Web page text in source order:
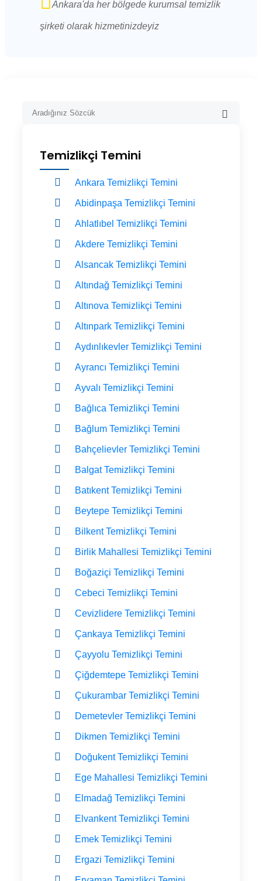
Ankara'da her bölgede kurumsal temizlik
şirketi olarak hizmetinizdeyiz
Temizlikçi Temini
Ankara Temizlikçi Temini
Abidinpaşa Temizlikçi Temini
Ahlatlıbel Temizlikçi Temini
Akdere Temizlikçi Temini
Alsancak Temizlikçi Temini
Altındağ Temizlikçi Temini
Altınova Temizlikçi Temini
Altınpark Temizlikçi Temini
Aydınlıkevler Temizlikçi Temini
Ayrancı Temizlikçi Temini
Ayvalı Temizlikçi Temini
Bağlıca Temizlikçi Temini
Bağlum Temizlikçi Temini
Bahçelievler Temizlikçi Temini
Balgat Temizlikçi Temini
Batıkent Temizlikçi Temini
Beytepe Temizlikçi Temini
Bilkent Temizlikçi Temini
Birlik Mahallesi Temizlikçi Temini
Boğaziçi Temizlikçi Temini
Cebeci Temizlikçi Temini
Cevizlidere Temizlikçi Temini
Çankaya Temizlikçi Temini
Çayyolu Temizlikçi Temini
Çiğdemtepe Temizlikçi Temini
Çukurambar Temizlikçi Temini
Demetevler Temizlikçi Temini
Dikmen Temizlikçi Temini
Doğukent Temizlikçi Temini
Ege Mahallesi Temizlikçi Temini
Elmadağ Temizlikçi Temini
Elvankent Temizlikçi Temini
Emek Temizlikçi Temini
Ergazi Temizlikçi Temini